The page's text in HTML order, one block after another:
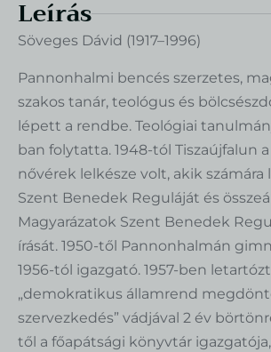
Leírás
Söveges Dávid (1917–1996)
Pannonhalmi bencés szerzetes,
szakos tanár, teológus és
lépett a rendbe. Teológiai
ban folytatta. 1948-tól Tiszaújfalun
nővérek lelkésze volt, akik
Szent Benedek Reguláját és
Magyarázatok Szent Benedek
írását. 1950-től Pannonhalmán
1956-tól igazgató. 1957-ben
„demokratikus államrend
szervezkedés” vádjával 2 év
től a főapátsági könyvtár